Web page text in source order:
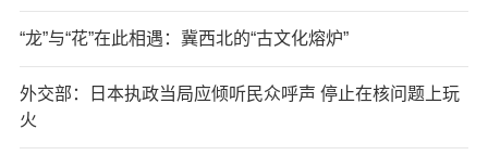
“龙”与“花”在此相遇：冀西北的“古文化熔炉”
外交部：日本执政当局应倾听民众呼声 停止在核问题上玩
火